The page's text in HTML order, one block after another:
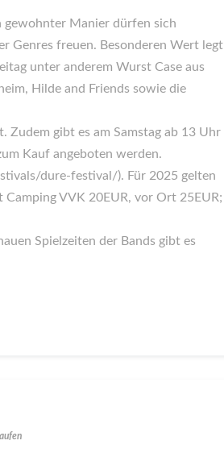
gewohnter Manier dürfen sich
Genres freuen. Besonderen Wert legt
unter anderem Wurst Case aus
Hilde and Friends sowie die
gibt es am Samstag ab 13 Uhr
Kauf angeboten werden.
dure-festival/). Für 2025 gelten
VVK 20EUR, vor Ort 25EUR;
Spielzeiten der Bands gibt es